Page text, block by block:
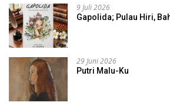
9 Juli 2026
Gapolida; Pulau Hiri,
29 Juni 2026
Putri Malu-Ku